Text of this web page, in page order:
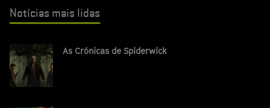
Notícias mais lidas
As Crónicas de Spiderwick